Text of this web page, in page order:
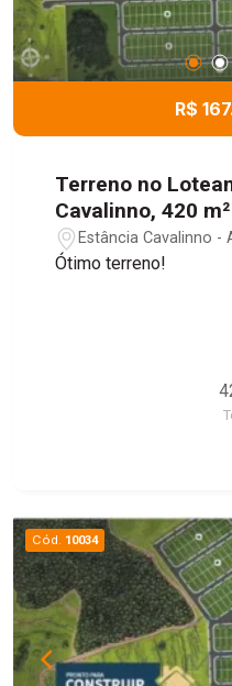
R$
Terreno no
Cavalinno, 420
Estância Cavalinno -
Ótimo terreno!
Cód. 10034